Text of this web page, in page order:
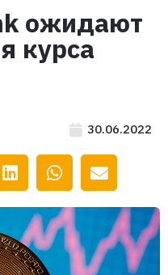
ожидают
курса
30.06.2022